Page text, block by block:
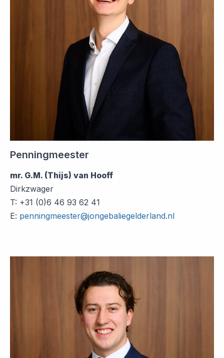
Penningmeester
mr. G.M. (Thijs) van Hooff
Dirkzwager
T: +31 (0)6 46 93 62 41
E: penningmeester@jongebaliegelderland.nl